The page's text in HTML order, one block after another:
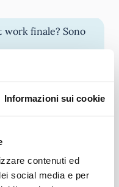
Informazioni sui cookie
contenuti ed
social media e per
work finale? Sono
consiste nella
agli studenti di
reali
dei mercati